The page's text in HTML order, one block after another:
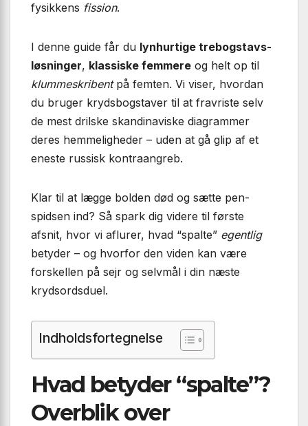
fysikkens fission.
I denne guide får du lynhurtige trebogstavs-
løsninger, klassiske femmere og helt op til
klummeskribentpå femten. Vi viser, hvordan
du bruger krydsbogstaver til at fravriste selv
de mest drilske skandinaviske diagrammer
deres hemmeligheder – uden at gå glip af et
eneste russisk kontraangreb.
Klar til at lægge bolden død og sætte pen­
spidsen ind? Så spark dig videre til første
afsnit, hvor vi aflurer, hvad “spalte” egentlig
betyder – og hvorfor den viden kan være
forskellen på sejr og selvmål i din næste
krydsordsduel.
Indholdsfortegnelse
Hvad betyder “spalte”?
Overblik over